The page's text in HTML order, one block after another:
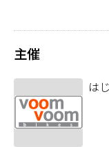
主催
は